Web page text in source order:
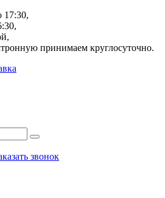
17:30,
принимаем круглосуточно.
звонок